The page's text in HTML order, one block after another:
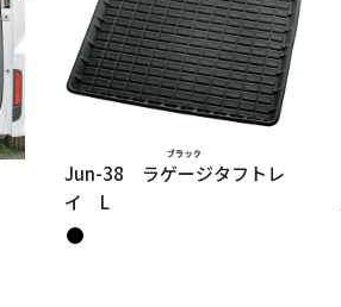
Jun-38 ラゲージタフトレ
イ L